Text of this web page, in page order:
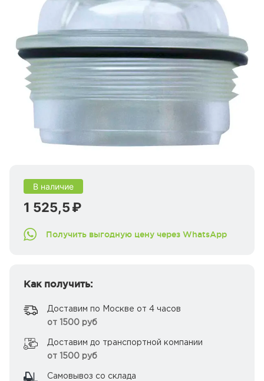
В наличие
1 525,5 ₽
Получить выгодную цену через WhatsApp
Как получить:
Доставим по Москве от 4 часов
от 1500 руб
Доставим до транспортной компании
от 1500 руб
Самовывоз со склада